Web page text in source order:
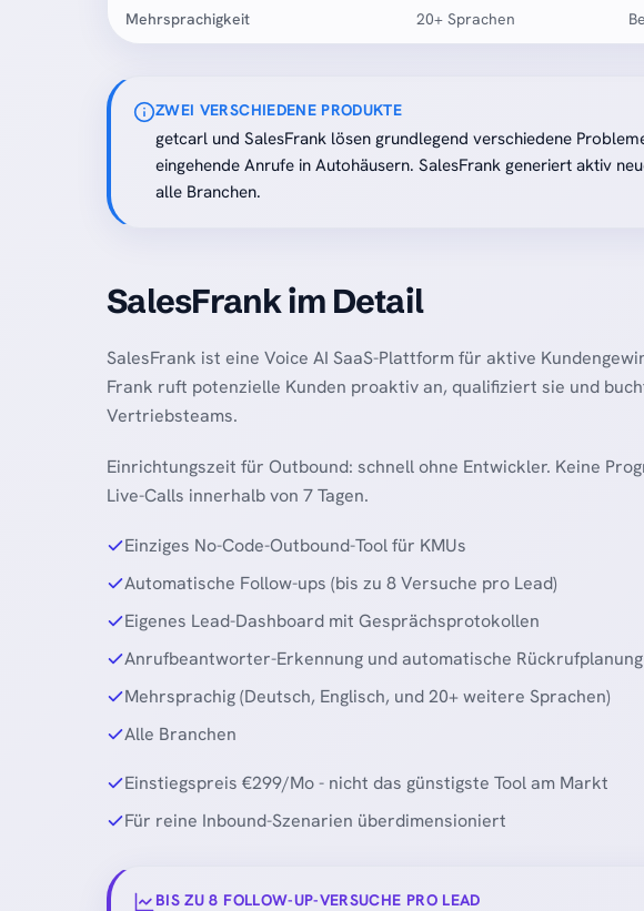
Mehrsprachigkeit 20+ Sprachen
ZWEI VERSCHIEDENE PRODUKTE
getcarl und SalesFrank lösen grundlegend verschiedene
eingehende Anrufe in Autohäusern. SalesFrank generiert aktiv
alle Branchen.
SalesFrank im Detail
SalesFrank ist eine Voice AI SaaS-Plattform für aktive
Frank ruft potenzielle Kunden proaktiv an, qualifiziert sie und
Vertriebsteams.
Einrichtungszeit für Outbound: schnell ohne Entwickler. Keine
Live-Calls innerhalb von 7 Tagen.
Einziges No-Code-Outbound-Tool für KMUs
Automatische Follow-ups (bis zu 8 Versuche pro Lead)
Eigenes Lead-Dashboard mit Gesprächsprotokollen
Anrufbeantworter-Erkennung und automatische Rückrufplanung
Mehrsprachig (Deutsch, Englisch, und 20+ weitere Sprachen)
Alle Branchen
Einstiegspreis €299/Mo - nicht das günstigste Tool am Markt
Für reine Inbound-Szenarien überdimensioniert
BIS ZU 8 FOLLOW-UP-VERSUCHE PRO LEAD